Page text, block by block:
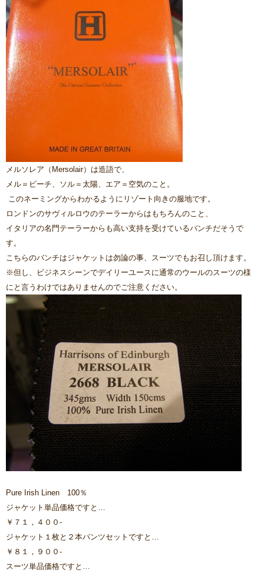
メルソレア（Mersolair）は造語で、
メル＝ビーチ、ソル＝太陽、エア＝空気のこと。
このネーミングからわかるようにリゾート向きの服地です。
ロンドンのサヴィルロウのテーラーからはもちろんのこと、
イタリアの名門テーラーからも高い支持を受けているバンチだそうで
す。
こちらのバンチはジャケットは勿論の事、スーツでもお召し頂けます。
※但し、ビジネスシーンでデイリーユースに通常のウールのスーツの様
にと言うわけではありませんのでご注意ください。
Pure Irish Linen 100％
ジャケット単品価格ですと…
￥７１，４００-
ジャケット１枚と２本パンツセットですと…
￥８１，９００-
スーツ単品価格ですと…